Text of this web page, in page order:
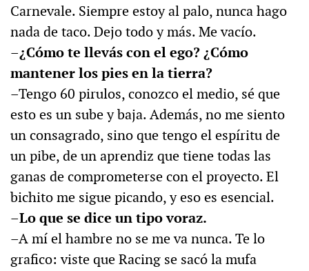
Carnevale. Siempre estoy al palo, nunca hago
nada de taco. Dejo todo y más. Me vacío.
–¿Cómo te llevás con el ego? ¿Cómo
mantener los pies en la tierra?
–Tengo 60 pirulos, conozco el medio, sé que
esto es un sube y baja. Además, no me siento
un consagrado, sino que tengo el espíritu de
un pibe, de un aprendiz que tiene todas las
ganas de comprometerse con el proyecto. El
bichito me sigue picando, y eso es esencial.
–Lo que se dice un tipo voraz.
–A mí el hambre no se me va nunca. Te lo
grafico: viste que Racing se sacó la mufa